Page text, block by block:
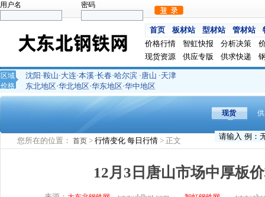
用户名 密码
首页 板材站 型材站 管材站
价格行情
智虹快报 分析决策
现货资源
供应专版 供求快递
区域
价格
沈阳 ·鞍山·大连·本溪·长春·哈尔滨 ·唐山 ·天津
东北地区·华北地区·华东地区·华中地区
现货
您所在的位置： 首页 > 行情变化 每日行情 > 正文
12月3日唐山市场中厚板